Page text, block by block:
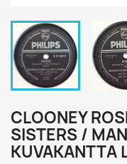
CLOONEY
SISTERS /
KUVAKANTTA